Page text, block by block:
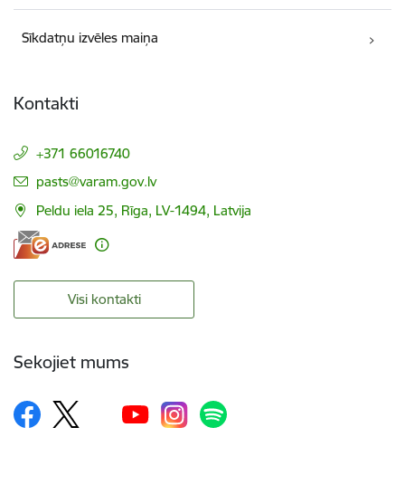
Sīkdatņu izvēles maiņa
Kontakti
+371 66016740
E-pasts:
pasts@varam.gov.lv
Peldu iela 25, Rīga, LV-1494, Latvija
Visi kontakti
Sekojiet mums